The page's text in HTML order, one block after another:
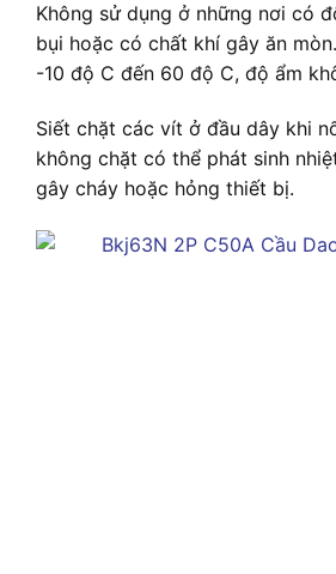
Không sử dụng ở những nơi có
bụi hoặc có chất khí gây ăn
-10 độ C đến 60 độ C, độ ẩm
Siết chặt các vít ở đầu dây khi
không chặt có thể phát sinh
gây cháy hoặc hỏng thiết bị.